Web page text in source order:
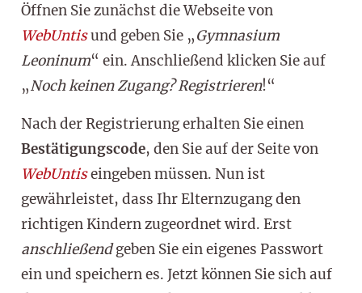
Öffnen Sie zunächst die Webseite von
WebUntisund geben Sie „Gymnasium
Leoninum“ ein. Anschließend klicken Sie auf
„Noch keinen Zugang? Registrieren!“
Nach der Registrierung erhalten Sie einen
Bestätigungscode, den Sie auf der Seite von
WebUntiseingeben müssen. Nun ist
gewährleistet, dass Ihr Elternzugang den
richtigen Kindern zugeordnet wird. Erst
anschließendgeben Sie ein eigenes Passwort
ein und speichern es. Jetzt können Sie sich auf